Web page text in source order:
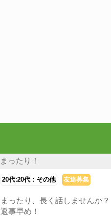
まったり！
20代:20代：その他 友達募集
まったり、長く話しませんか？
返事早め！